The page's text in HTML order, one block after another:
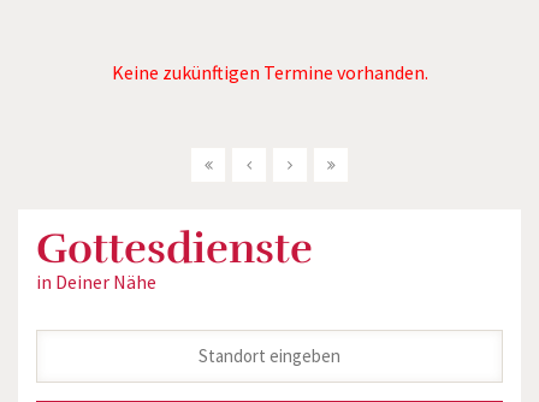
Keine zukünftigen Termine vorhanden.
Gottesdienste
in Deiner Nähe